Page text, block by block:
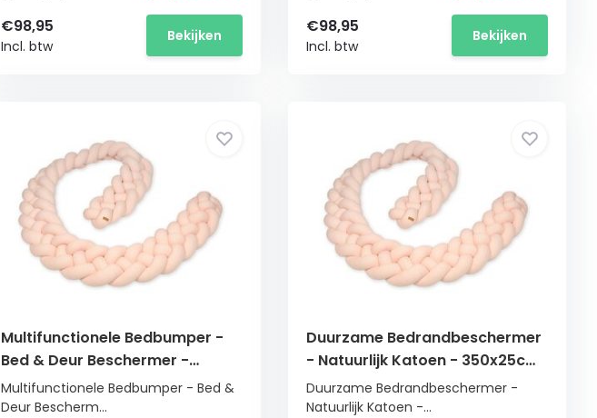
€98,95
Incl. btw
Bekijken €98,95
Incl. btw
Bekijken
Multifunctionele Bedbumper -
Bed & Deur Beschermer -
Perzikkleur
Multifunctionele Bedbumper - Bed &
Deur Bescherm...
Duurzame Bedrandbeschermer
- Natuurlijk Katoen - 350x25cm
- Perzik
Duurzame Bedrandbeschermer -
Natuurlijk Katoen -...